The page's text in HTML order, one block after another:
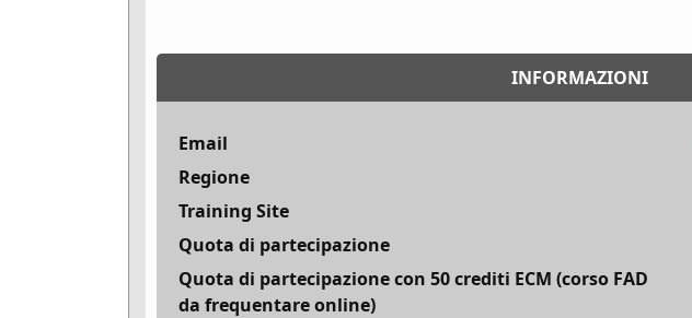
INFORMAZIONI
Email
Regione
Training Site
Quota di partecipazione
Quota di partecipazione con 50 crediti ECM (corso FAD
da frequentare online)